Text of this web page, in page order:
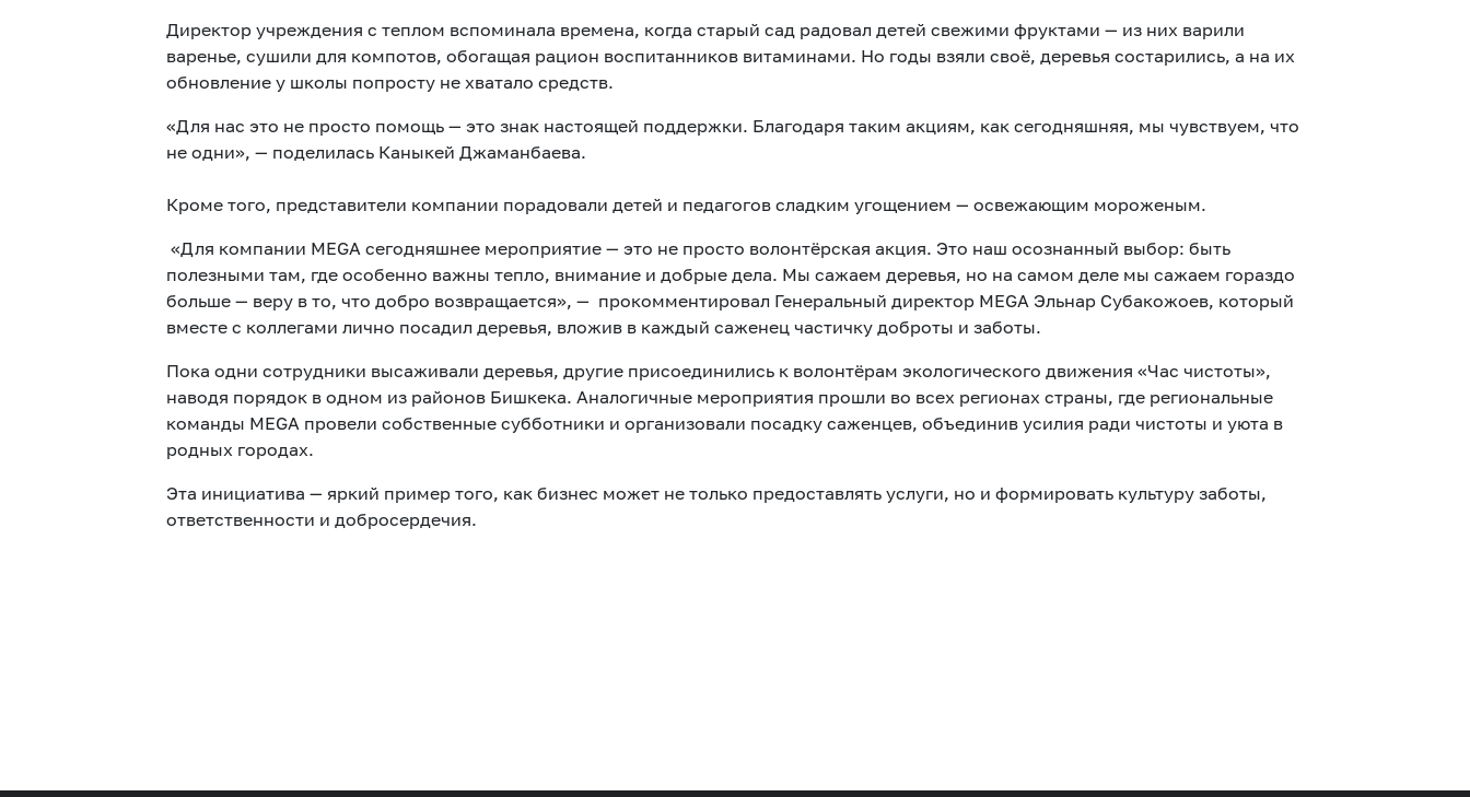
Директор учреждения с теплом вспоминала времена, когда старый сад радовал детей свежими фруктами — из них варили
варенье, сушили для компотов, обогащая рацион воспитанников витаминами. Но годы взяли своё, деревья состарились, а на их
обновление у школы попросту не хватало средств.
«Для нас это не просто помощь — это знак настоящей поддержки. Благодаря таким акциям, как сегодняшняя, мы чувствуем, что
не одни», — поделилась Каныкей Джаманбаева.
Кроме того, представители компании порадовали детей и педагогов сладким угощением — освежающим мороженым.
«Для компании MEGA сегодняшнее мероприятие — это не просто волонтёрская акция. Это наш осознанный выбор: быть
полезными там, где особенно важны тепло, внимание и добрые дела. Мы сажаем деревья, но на самом деле мы сажаем гораздо
больше — веру в то, что добро возвращается», — прокомментировал Генеральный директор MEGA Эльнар Субакожоев, который
вместе с коллегами лично посадил деревья, вложив в каждый саженец частичку доброты и заботы.
Пока одни сотрудники высаживали деревья, другие присоединились к волонтёрам экологического движения «Час чистоты»,
наводя порядок в одном из районов Бишкека. Аналогичные мероприятия прошли во всех регионах страны, где региональные
команды MEGA провели собственные субботники и организовали посадку саженцев, объединив усилия ради чистоты и уюта в
родных городах.
Эта инициатива — яркий пример того, как бизнес может не только предоставлять услуги, но и формировать культуру заботы,
ответственности и добросердечия.